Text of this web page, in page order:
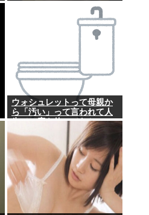
ウォシュレットって母親か
ら「汚い」って言われて人
生で一度も使ってなかっ
た...